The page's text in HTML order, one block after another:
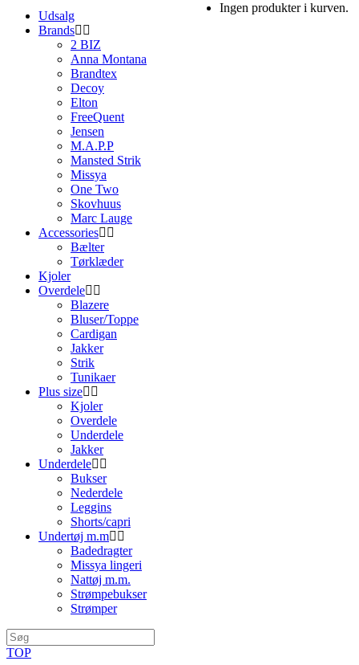
Ingen produkter i kurven.
Udsalg
Brands
2 BIZ
Anna Montana
Brandtex
Decoy
Elton
FreeQuent
Jensen
M.A.P.P
Mansted Strik
Missya
One Two
Skovhuus
Marc Lauge
Accessories
Bælter
Tørklæder
Kjoler
Overdele
Blazere
Bluser/Toppe
Cardigan
Jakker
Strik
Tunikaer
Plus size
Kjoler
Overdele
Underdele
Jakker
Underdele
Bukser
Nederdele
Leggins
Shorts/capri
Undertøj m.m
Badedragter
Missya lingeri
Nattøj m.m.
Strømpebukser
Strømper
TOP